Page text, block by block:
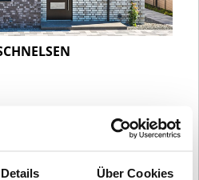
Details Über Cookies